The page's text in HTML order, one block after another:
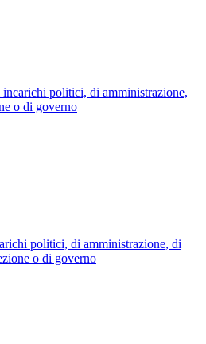
politici, di amministrazione,
o di governo
politici, di amministrazione, di
o di governo